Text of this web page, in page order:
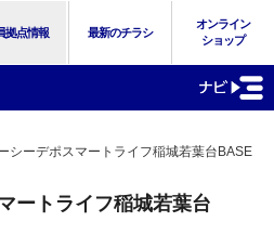
拠点情報 最新のチラシ
オンライン
ショップ
シーデポスマートライフ稲城若葉台BASE
ートライフ稲城若葉台